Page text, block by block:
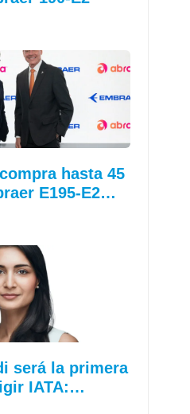
hasta 45
E195-E2…
será la primera
IATA:…